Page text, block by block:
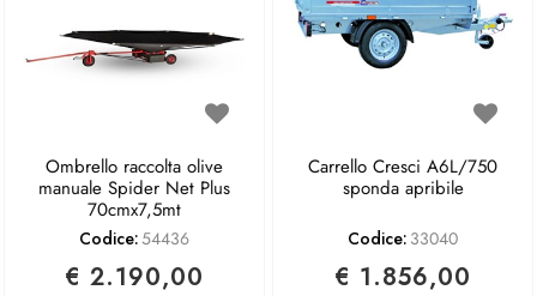
Ombrello raccolta olive
manuale Spider Net Plus
70cmx7,5mt
Codice:54436
€ 2.190,00
Carrello Cresci A6L/750
sponda apribile
Codice: 33040
€ 1.856,00